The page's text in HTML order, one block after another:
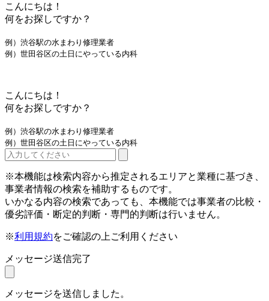
こんにちは！
何をお探しですか？
例）渋谷駅の水まわり修理業者
例）世田谷区の土日にやっている内科
こんにちは！
何をお探しですか？
例）渋谷駅の水まわり修理業者
例）世田谷区の土日にやっている内科
※本機能は検索内容から推定されるエリアと業種に基づき、
事業者情報の検索を補助するものです。
いかなる内容の検索であっても、本機能では事業者の比較・
優劣評価・断定的判断・専門的判断は行いません。
※利用規約をご確認の上ご利用ください
メッセージ送信完了
メッセージを送信しました。